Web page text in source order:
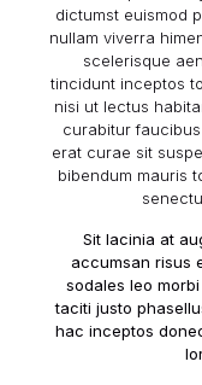
dictumst euismod
nullam viverra
scelerisque
tincidunt inceptos
nisi ut lectus
curabitur
erat curae sit
bibendum mauris
Sit lacinia at
accumsan risus
sodales leo
taciti justo
hac inceptos